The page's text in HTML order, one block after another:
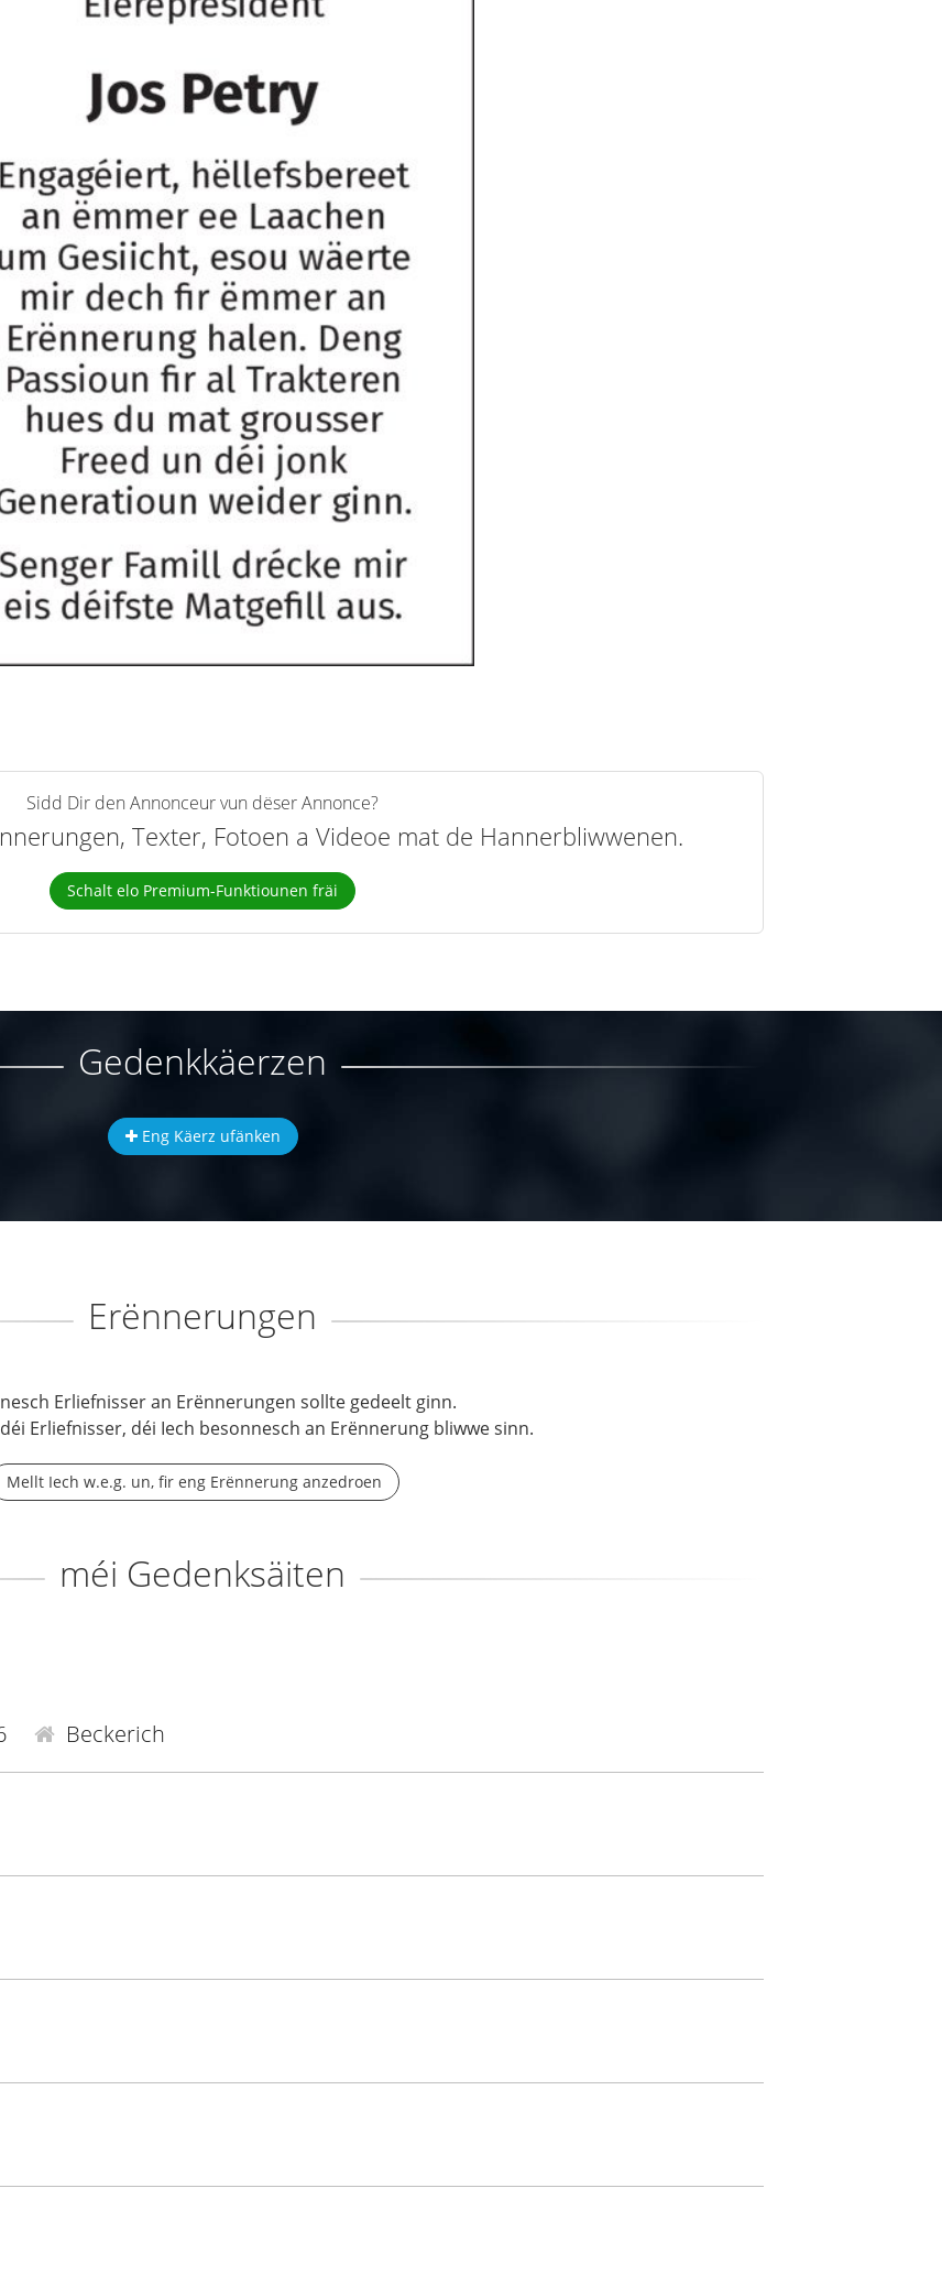
Sidd Dir den Annonceur vun dëser Annonce?
Texter, Fotoen a Videoe mat de Hannerbliwwenen.
Schalt elo Premium-Funktiounen fräi
Gedenkkäerzen
Eng Käerz ufänken
Erënnerungen
Erliefnisser an Erënnerungen sollte gedeelt ginn.
Erliefnisser, déi Iech besonnesch an Erënnerung bliwwe sinn.
Mellt Iech w.e.g. un, fir eng Erënnerung anzedroen
méi Gedenksäiten
Beckerich